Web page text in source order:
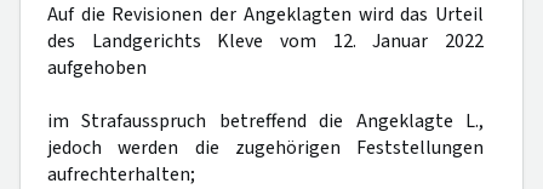
Auf die Revisionen der Angeklagten wird das Urteil
des Landgerichts Kleve vom 12. Januar 2022
aufgehoben
im Strafausspruch betreffend die Angeklagte L.,
jedoch werden die zugehörigen Feststellungen
aufrechterhalten;